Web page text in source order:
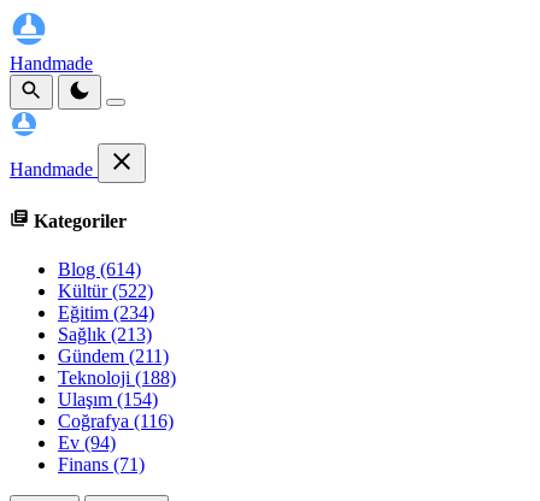
Handmade
Handmade
Kategoriler
Blog (614)
Kültür(522)
Eğitim (234)
Sağlık (213)
Gündem (211)
Teknoloji (188)
Ulaşım (154)
Coğrafya (116)
Ev (94)
Finans (71)